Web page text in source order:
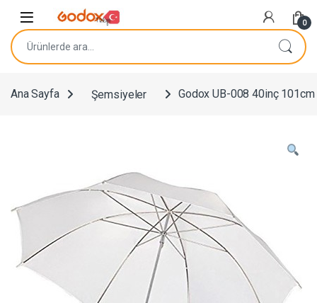
0
Ara:
Ana Sayfa Şemsiyeler Godox UB-008 40inç